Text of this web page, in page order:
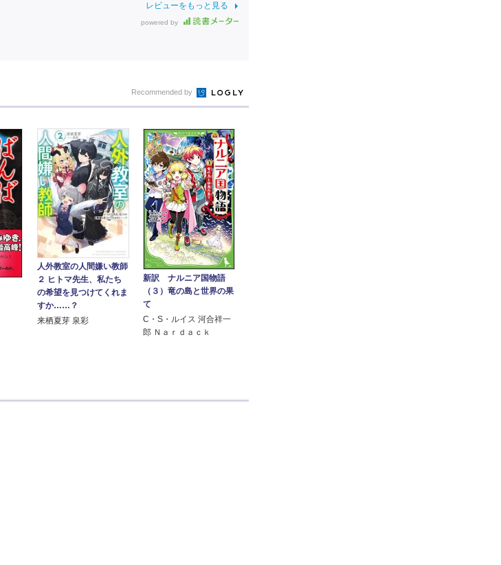
レビューをもっと見る
powered by
Recommended by
人外教室の人間嫌い教師
２ ヒトマ先生、私たち
の希望を見つけてくれま
すか……？
来栖夏芽 泉彩
新訳 ナルニア国物語
（３）竜の島と世界の果
て
C・S・ルイス 河合祥一
郎 Ｎａｒｄａｃｋ